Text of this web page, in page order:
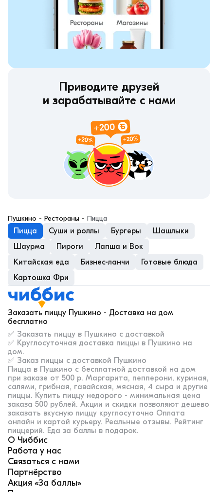
Приводите друзей
и зарабатывайте с нами
пушкино - рестораны - Пицца
Пицца Суши и роллы Бургеры
Шашлыки
Шаурма
Пироги
Лапша и Вок
Китайская еда
Бизнес-ланчи
Готовые блюда
Картошка Фри
Заказать пиццу Пушкино - Доставка на дом
бесплатно
✅ Заказать пиццу в Пушкино с доставкой
✅ Круглосуточная доставка пиццы в Пушкино на
дом.
✅ Заказ пиццы с доставкой Пушкино
Пицца в Пушкино с бесплатной доставкой на дом
при заказе от 500 р. Маргарита, пепперони, куриная,
салями, грибная, гавайская, мясная, 4 сыра и другие
пиццы. Купить пиццу недорого - минимальная цена
заказа 500 рублей. Акции и скидки позволяют дешево
заказать вкусную пиццу круглосуточно Оплата
онлайн и картой курьеру. Реальные отзывы. Рейтинг
пиццерий. Еда за баллы в подарок.
О Чиббис
Работа у нас
Связаться с нами
Партнёрство
Акция «За баллы»